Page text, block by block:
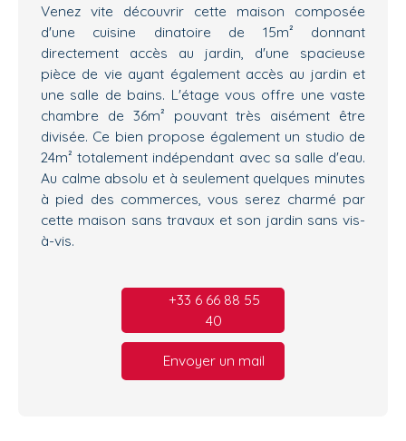
Venez vite découvrir cette maison composée
d'une cuisine dinatoire de 15m² donnant
directement accès au jardin, d'une spacieuse
pièce de vie ayant également accès au jardin et
une salle de bains. L'étage vous offre une vaste
chambre de 36m² pouvant très aisément être
divisée. Ce bien propose également un studio de
24m² totalement indépendant avec sa salle d'eau.
Au calme absolu et à seulement quelques minutes
à pied des commerces, vous serez charmé par
cette maison sans travaux et son jardin sans vis-
à-vis.
+33 6 66 88 55
40
Envoyer un mail